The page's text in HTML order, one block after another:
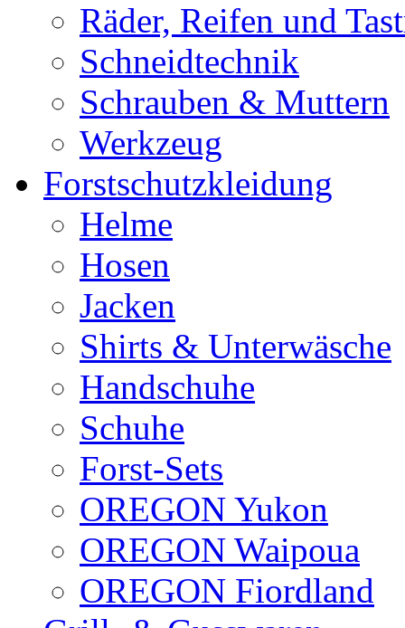
Räder, Reifen und
Schneidtechnik
Schrauben & Muttern
Werkzeug
Forstschutzkleidung
Helme
Hosen
Jacken
Shirts & Unterwäsche
Handschuhe
Schuhe
Forst-Sets
OREGON Yukon
OREGON Waipoua
OREGON Fiordland